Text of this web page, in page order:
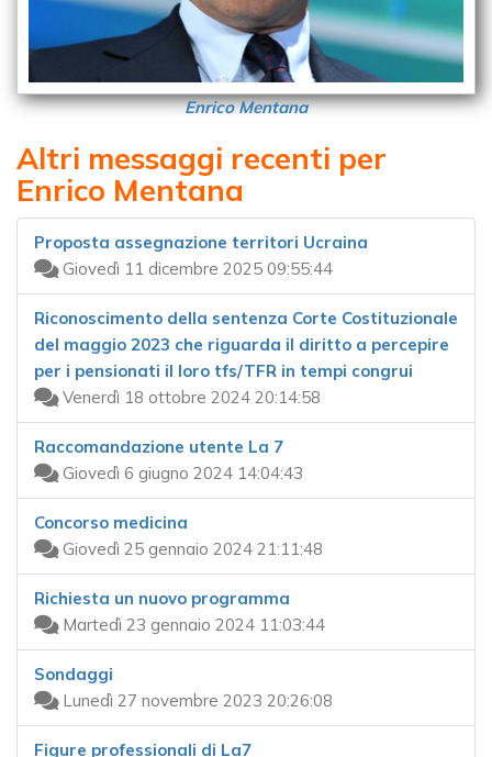
Enrico Mentana
Altri messaggi recenti per
Enrico Mentana
Proposta assegnazione territori Ucraina
Giovedì 11 dicembre 2025 09:55:44
Riconoscimento della sentenza Corte Costituzionale
del maggio 2023 che riguarda il diritto a percepire
per i pensionati il loro tfs/TFR in tempi congrui
Venerdì 18 ottobre 2024 20:14:58
Raccomandazione utente La 7
Giovedì 6 giugno 2024 14:04:43
Concorso medicina
Giovedì 25 gennaio 2024 21:11:48
Richiesta un nuovo programma
Martedì 23 gennaio 2024 11:03:44
Sondaggi
Lunedì 27 novembre 2023 20:26:08
Figure professionali di La7